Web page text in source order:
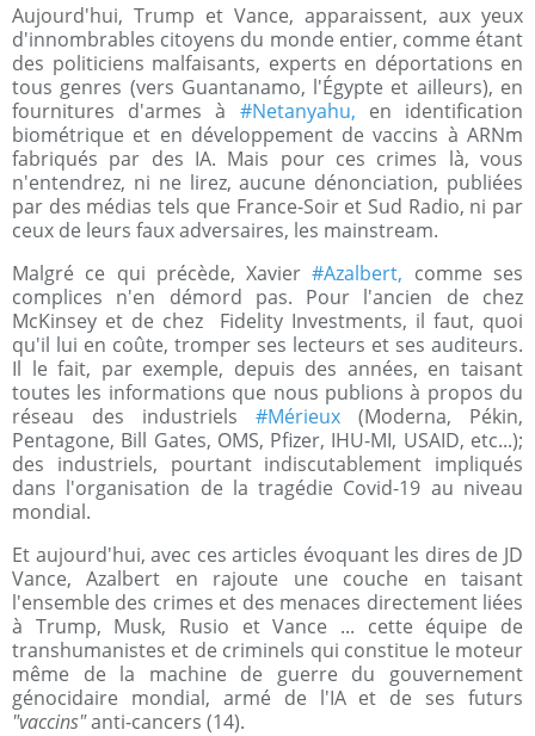
Aujourd'hui, Trump et Vance, apparaissent, aux yeux
d'innombrables citoyens du monde entier, comme étant
des politiciens malfaisants, experts en déportations en
tous genres (vers Guantanamo, l'Égypte et ailleurs), en
fournitures d'armes à #Netanyahu, en identification
biométrique et en développement de vaccins à ARNm
fabriqués par des IA. Mais pour ces crimes là, vous
n'entendrez, ni ne lirez, aucune dénonciation, publiées
par des médias tels que France-Soir et Sud Radio, ni par
ceux de leurs faux adversaires, les mainstream.
Malgré ce qui précède, Xavier #Azalbert, comme ses
complices n'en démord pas. Pour l'ancien de chez
McKinsey et de chez Fidelity Investments, il faut, quoi
qu'il lui en coûte, tromper ses lecteurs et ses auditeurs.
Il le fait, par exemple, depuis des années, en taisant
toutes les informations que nous publions à propos du
réseau des industriels #Mérieux (Moderna, Pékin,
Pentagone, Bill Gates, OMS, Pfizer, IHU-MI, USAID, etc...);
des industriels, pourtant indiscutablement impliqués
dans l'organisation de la tragédie Covid-19 au niveau
mondial.
Et aujourd'hui, avec ces articles évoquant les dires de JD
Vance, Azalbert en rajoute une couche en taisant
l'ensemble des crimes et des menaces directement liées
à Trump, Musk, Rusio et Vance ... cette équipe de
transhumanistes et de criminels qui constitue le moteur
même de la machine de guerre du gouvernement
génocidaire mondial, armé de l'IA et de ses futurs
"vaccins"anti-cancers (14).